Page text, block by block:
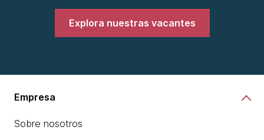
Explora nuestras vacantes
Empresa
Sobre nosotros